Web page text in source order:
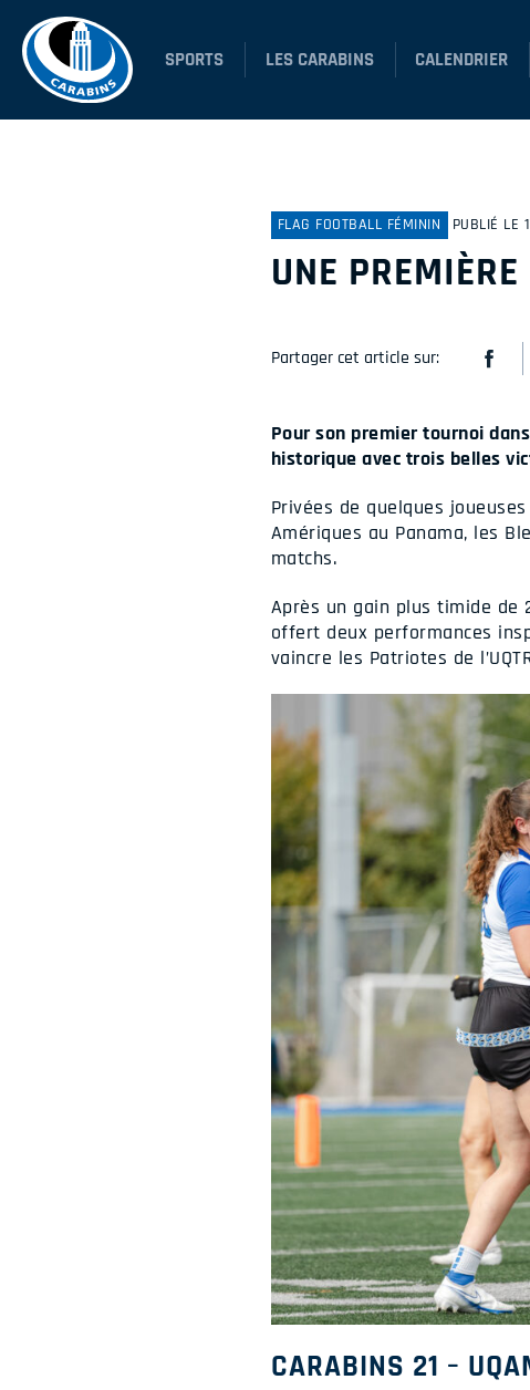
SPORTS LES CARABINS CALENDRIER
FLAG FOOTBALL FÉMININ PUBLIÉ LE
UNE
Partager cet article sur:
Pour son premier tournoi
historique avec trois belles
Privées de quelques
Amériques au Panama, les
matchs.
Après un gain plus timide de
offert deux performances
vaincre les Patriotes de
CARABINS 21 –